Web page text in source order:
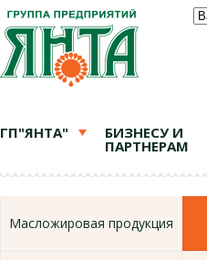
ГП"ЯНТА" БИЗНЕСУ И
ПАРТНЕРАМ
Масложировая продукция